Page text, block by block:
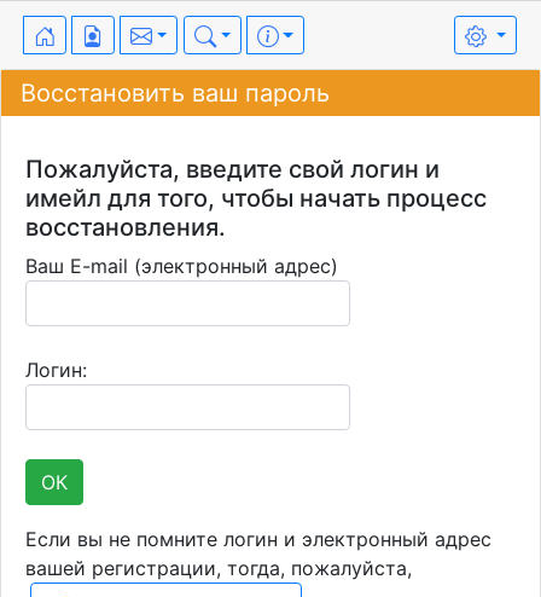
Восстановить ваш пароль
Пожалуйста, введите свой логин и
имейл для того, чтобы начать процесс
восстановления.
Ваш E-mail (электронный адрес)
Логин:
Если вы не помните логин и электронный адрес
вашей регистрации, тогда, пожалуйста,